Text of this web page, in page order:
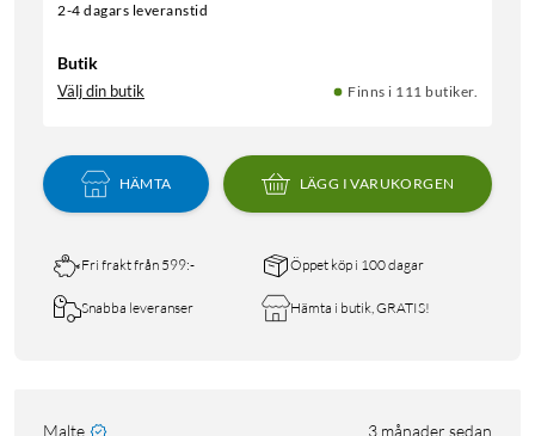
2-4 dagars leveranstid
Butik
Välj din butik Finns i 111 butiker.
HÄMTA LÄGG I VARUKORGEN
Fri frakt från 599:- Öppet köp i 100 dagar
Snabba leveranser Hämta i butik, GRATIS!
Malte 3 månader sedan